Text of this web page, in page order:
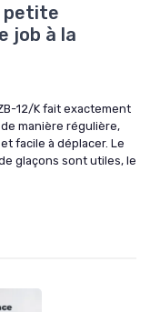
petite
job à la
12/K fait exactement
manière régulière,
facile à déplacer. Le
glaçons sont utiles, le